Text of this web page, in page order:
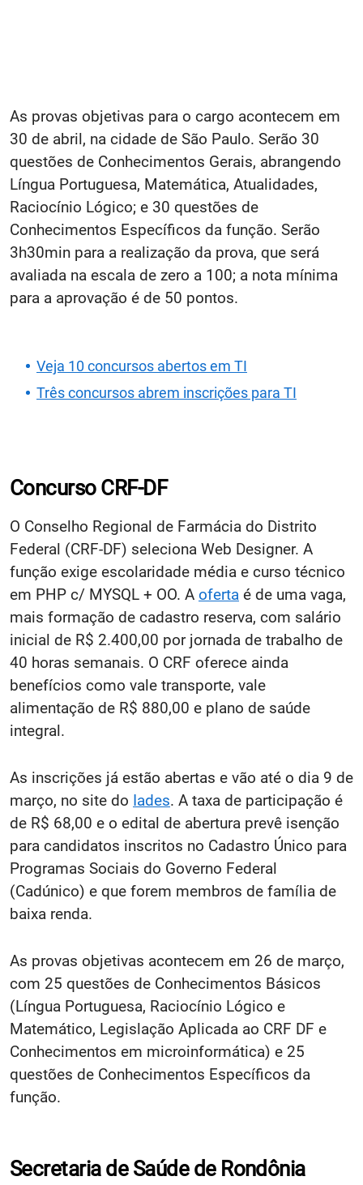
As provas objetivas para o cargo acontecem em
30 de abril, na cidade de São Paulo. Serão 30
questões de Conhecimentos Gerais, abrangendo
Língua Portuguesa, Matemática, Atualidades,
Raciocínio Lógico; e 30 questões de
Conhecimentos Específicos da função. Serão
3h30min para a realização da prova, que será
avaliada na escala de zero a 100; a nota mínima
para a aprovação é de 50 pontos.
Veja 10 concursos abertos em TI
Três concursos abrem inscrições para TI
Concurso CRF-DF
O Conselho Regional de Farmácia do Distrito
Federal (CRF-DF) seleciona Web Designer. A
função exige escolaridade média e curso técnico
em PHP c/ MYSQL + OO. A oferta é de uma vaga,
mais formação de cadastro reserva, com salário
inicial de R$ 2.400,00 por jornada de trabalho de
40 horas semanais. O CRF oferece ainda
benefícios como vale transporte, vale
alimentação de R$ 880,00 e plano de saúde
integral.
As inscrições já estão abertas e vão até o dia 9 de
março, no site do Iades. A taxa de participação é
de R$ 68,00 e o edital de abertura prevê isenção
para candidatos inscritos no Cadastro Único para
Programas Sociais do Governo Federal
(Cadúnico) e que forem membros de família de
baixa renda.
As provas objetivas acontecem em 26 de março,
com 25 questões de Conhecimentos Básicos
(Língua Portuguesa, Raciocínio Lógico e
Matemático, Legislação Aplicada ao CRF DF e
Conhecimentos em microinformática) e 25
questões de Conhecimentos Específicos da
função.
Secretaria de Saúde de Rondônia